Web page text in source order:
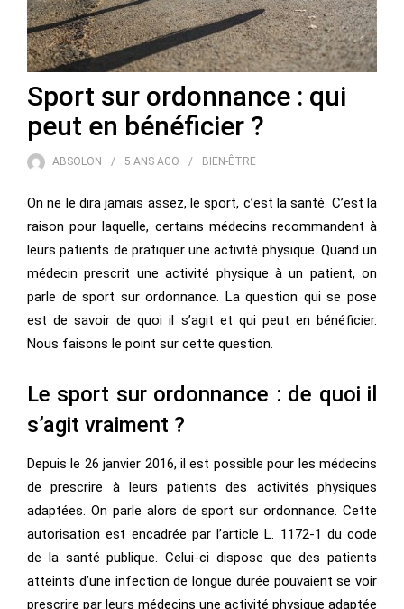
Sport sur ordonnance : qui
peut en bénéficier ?
ABSOLON 5 ANS AGO BIEN-ÊTRE
On ne le dira jamais assez, le sport, c’est la santé. C’est la
raison pour laquelle, certains médecins recommandent à
leurs patients de pratiquer une activité physique. Quand un
médecin prescrit une activité physique à un patient, on
parle de sport sur ordonnance. La question qui se pose
est de savoir de quoi il s’agit et qui peut en bénéficier.
Nous faisons le point sur cette question.
Le sport sur ordonnance : de quoi il
s’agit vraiment ?
Depuis le 26 janvier 2016, il est possible pour les médecins
de prescrire à leurs patients des activités physiques
adaptées. On parle alors de sport sur ordonnance. Cette
autorisation est encadrée par l’article L. 1172-1 du code
de la santé publique. Celui-ci dispose que des patients
atteints d’une infection de longue durée pouvaient se voir
prescrire par leurs médecins une activité physique adaptée